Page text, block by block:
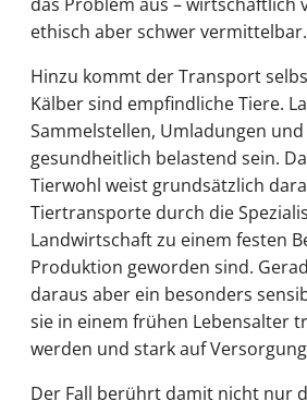
ethisch aber schwer vermittelbar.
Hinzu kommt der Transport
Kälber sind empfindliche Tiere.
Sammelstellen, Umladungen
gesundheitlich belastend sein.
Tierwohl weist grundsätzlich
Tiertransporte durch die
Landwirtschaft zu einem festen
Produktion geworden sind.
daraus aber ein besonders
sie in einem frühen Lebensalter
werden und stark auf
Der Fall berührt damit nicht nur